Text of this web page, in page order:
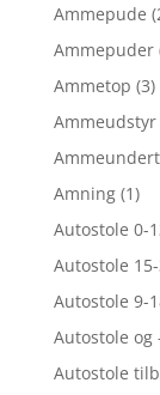
Ammepude
Ammepuder
Ammetop (3)
Ammeudstyr
Amning (1)
Autostole 0-
Autostole
Autostole 9-
Autostole
Autostole